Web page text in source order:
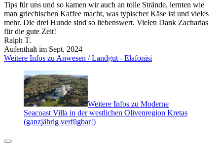
Tips für uns und so kamen wir auch an tolle Strände, lernten wie
man griechischen Kaffee macht, was typischer Käse ist und vieles
mehr. Die drei Hunde sind so liebenswert. Vielen Dank Zacharias
für die gute Zeit!
Ralph T.
Aufenthalt im Sept. 2024
Weitere Infos zu Anwesen / Landgut - Elafonisi
Weitere Infos zu Moderne
Seacoast Villa in der westlichen Olivenregion Kretas
(ganzjährig verfügbar!)